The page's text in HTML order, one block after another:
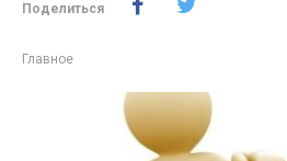
Поделиться
Главное